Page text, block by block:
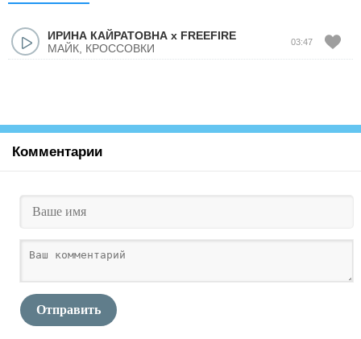
ИРИНА КАЙРАТОВНА x FREEFIRE
МАЙК, КРОССОВКИ
03:47
Комментарии
Отправить